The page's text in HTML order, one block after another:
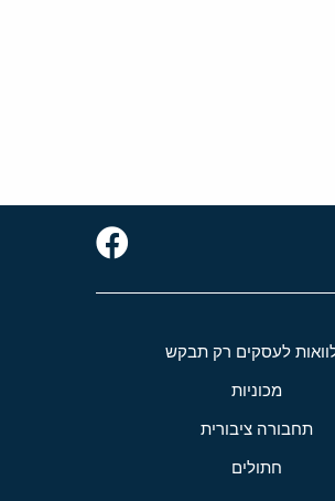
לעסקים רק תבקש
מכוניות
תחבורה ציבורית
חתולים